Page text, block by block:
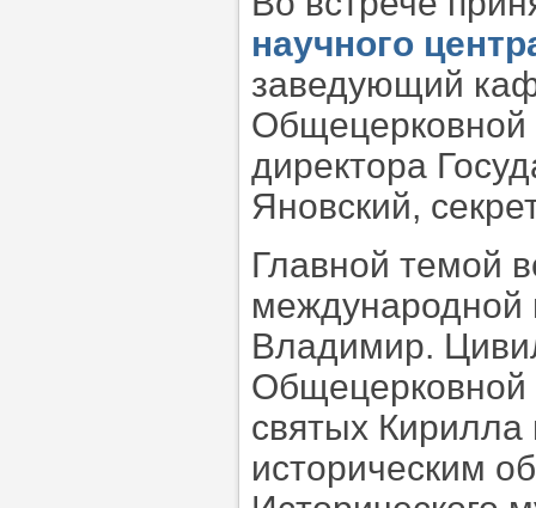
научного
заведующий
директора
Яновский,
Главной темой
международной
Владимир.
Общецерковной
святых
историческим